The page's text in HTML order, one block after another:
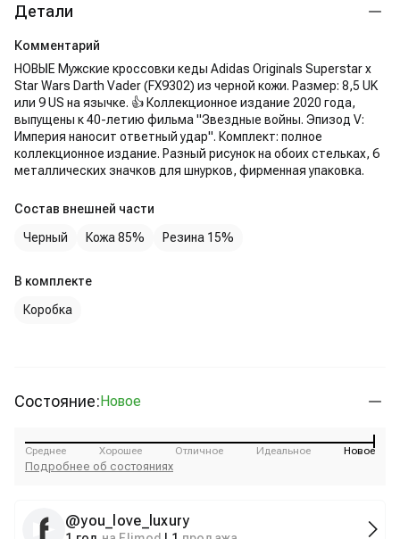
Детали
Комментарий
НОВЫЕ Мужские кроссовки кеды Adidas Originals Superstar x
Star Wars Darth Vader (FX9302) из черной кожи. Размер: 8,5 UK
или 9 US на язычке. 👍 Коллекционное издание 2020 года,
выпущены к 40-летию фильма "Звездные войны. Эпизод V:
Империя наносит ответный удар". Комплект: полное
коллекционное издание. Разный рисунок на обоих стельках, 6
металлических значков для шнурков, фирменная упаковка.
Состав внешней части
Черный
Кожа 85% Резина 15%
В комплекте
Коробка
Состояние:Новое
Среднее Хорошее Отличное Идеальное Новое
Подробнее об состояниях
@you_love_luxury